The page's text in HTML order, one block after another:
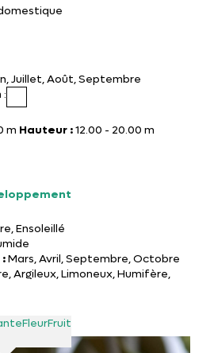
Juillet, Août, Septembre
:
m Hauteur :12.00 - 20.00 m
Ensoleillé
Mars, Avril, Septembre, Octobre
Argileux, Limoneux, Humifère,
FleurFruit